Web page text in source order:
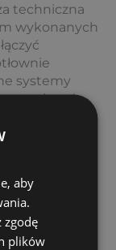
techniczna
wykonanych
systemy
ale też
każdy
aby
zgodę
plików